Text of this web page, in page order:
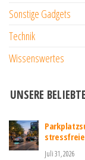
Sonstige Gadgets
Technik
Wissenswertes
UNSERE
Juli 31, 2026